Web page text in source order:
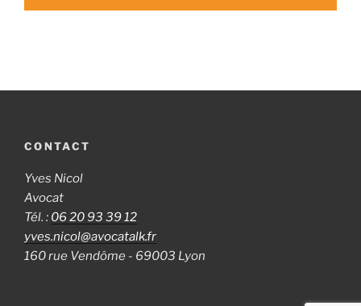
CONTACT
Yves Nicol
Avocat
Tél. : 06 20 93 39 12
yves.nicol@avocatalk.fr
160 rue Vendôme - 69003 Lyon